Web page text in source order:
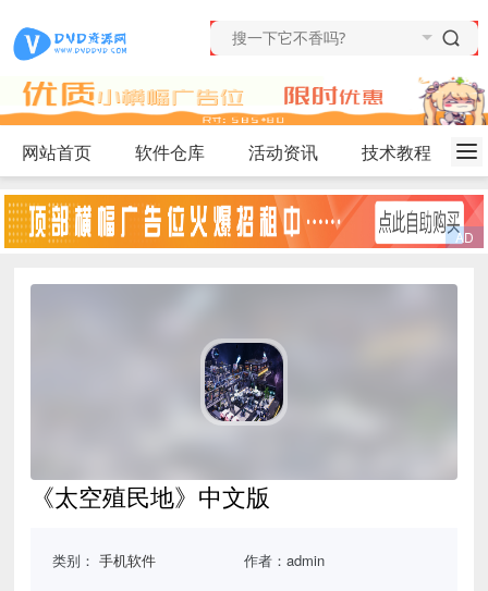
网站首页 软件仓库 活动资讯 技术教程
《太空殖民地》中文版
类别：手机软件 作者：admin